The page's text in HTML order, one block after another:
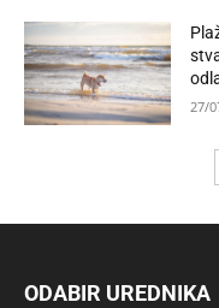
27/
ODABIR UREDNIKA